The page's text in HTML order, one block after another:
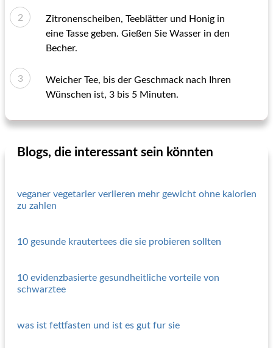
Zitronenscheiben, Teeblätter und Honig in
eine Tasse geben. Gießen Sie Wasser in den
Becher.
Weicher Tee, bis der Geschmack nach Ihren
Wünschen ist, 3 bis 5 Minuten.
Blogs, die interessant sein könnten
veganer vegetarier verlieren mehr gewicht ohne kalorien
zu zahlen
10 gesunde krautertees die sie probieren sollten
10 evidenzbasierte gesundheitliche vorteile von
schwarztee
was ist fettfasten und ist es gut fur sie